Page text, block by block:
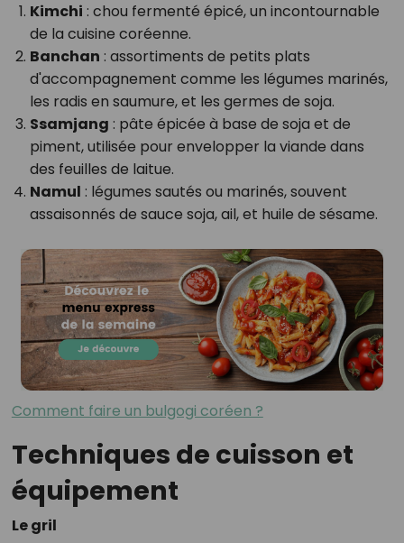
Kimchi : chou fermenté épicé, un incontournable
de la cuisine coréenne.
Banchan : assortiments de petits plats
d'accompagnement comme les légumes marinés,
les radis en saumure, et les germes de soja.
Ssamjang : pâte épicée à base de soja et de
piment, utilisée pour envelopper la viande dans
des feuilles de laitue.
Namul : légumes sautés ou marinés, souvent
assaisonnés de sauce soja, ail, et huile de sésame.
Comment faire un bulgogi coréen ?
Techniques de cuisson et
équipement
Le gril